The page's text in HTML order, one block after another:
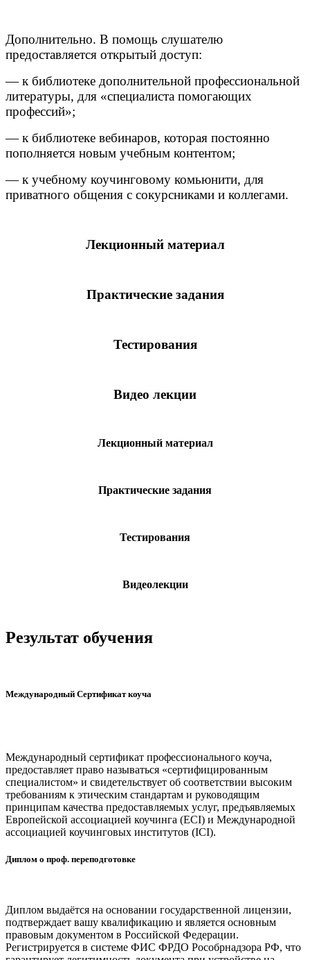
Дополнительно. В помощь слушателю
предоставляется открытый доступ:
— к библиотеке дополнительной профессиональной
литературы, для «специалиста помогающих
профессий»;
— к библиотеке вебинаров, которая постоянно
пополняется новым учебным контентом;
— к учебному коучинговому комьюнити, для
приватного общения с сокурсниками и коллегами.
Лекционный материал
Практические задания
Тестирования
Видео лекции
Лекционный материал
Практические задания
Тестирования
Видеолекции
Результат обучения
Международный Сертификат коуча
Международный сертификат профессионального коуча,
предоставляет право называться «сертифицированным
специалистом» и свидетельствует об соответствии высоким
требованиям к этическим стандартам и руководящим
принципам качества предоставляемых услуг, предъявляемых
Европейской ассоциацией коучинга (ECI) и Международной
ассоциацией коучинговых институтов (ICI).
Диплом о проф. переподготовке
Диплом выдаётся на основании государственной лицензии,
подтверждает вашу квалификацию и является основным
правовым документом в Российской Федерации.
Регистрируется в системе ФИС ФРДО Рособрнадзора РФ, что